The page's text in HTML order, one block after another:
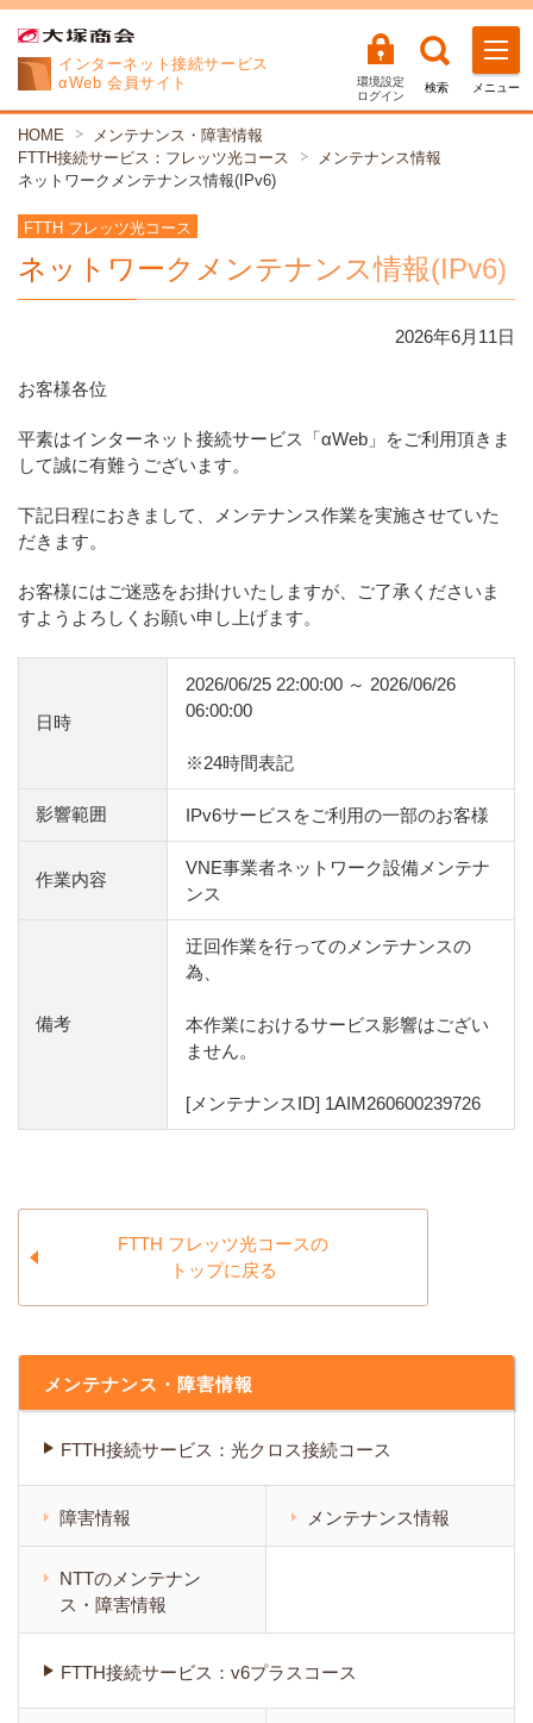
インターネット接続サービス
αWeb 会員サイト
環境設定
ログイン
検索 メニュー
HOME
メンテナンス・障害情報
FTTH接続サービス：フレッツ光コース
メンテナンス情報
ネットワークメンテナンス情報(IPv6)
FTTH フレッツ光コース
ネットワークメンテナンス情報(IPv6)
2026年6月 11日
お客様各位
平素はインターネット接続サービス「αWeb」をご利用頂きま
して誠に有難うございます。
下記日程におきまして、メンテナンス作業を実施させていた
だきます。
お客様にはご迷惑をお掛けいたしますが、ご了承くださいま
すようよろしくお願い申し上げます。
日時
2026/06/25 22:00:00 ～ 2026/06/26
06:00:00
※24時間表記
影響範囲 IPv6サービスをご利用の一部のお客様
作業内容
VNE事業者ネットワーク設備メンテナ
ンス
備考
迂回作業を行ってのメンテナンスの
為、
本作業におけるサービス影響はござい
ません。
[メンテナンスID] 1AIM260600239726
FTTH フレッツ光コースの
トップに戻る
メンテナンス・障害情報
FTTH接続サービス：光クロス接続コース
障害情報 メンテナンス情報
NTTのメンテナン
ス・障害情報
FTTH接続サービス：v6プラスコース